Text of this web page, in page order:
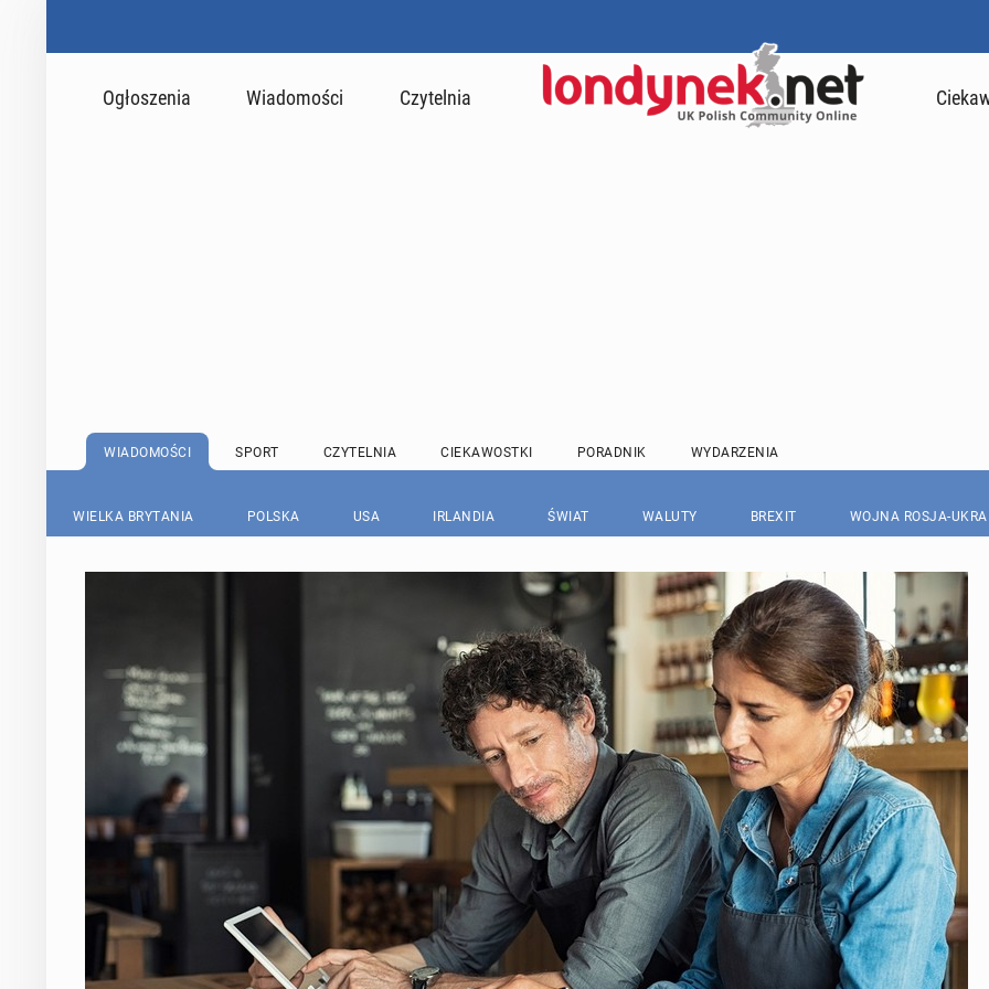
Ogłoszenia Wiadomości Czytelnia
WIADOMOŚCI SPORT CZYTELNIA CIEKAWOSTKI PORADNIK WYDARZENIA
WIELKA BRYTANIA POLSKA USA IRLANDIA ŚWIAT WALUTY BREXIT WOJNA ROSJA-